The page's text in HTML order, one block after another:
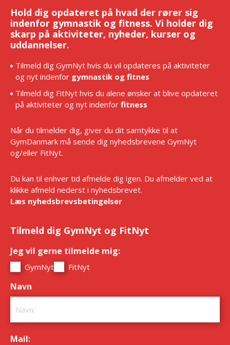
Hold dig opdateret på hvad der rører sig
indenfor gymnastik og fitness. Vi holder dig
skarp på aktiviteter, nyheder, kurser og
uddannelser.
Tilmeld dig GymNyt hvis du vil opdateres på aktiviteter
og nyt indenfor gymnastik og fitnes
Tilmeld dig FitNyt hvis du alene ønsker at blive opdateret
på aktiviteter og nyt indenfor fitness
Når du tilmelder dig, giver du dit samtykke til at
GymDanmark må sende dig nyhedsbrevene GymNyt
og/eller FitNyt.
Du kan til enhver tid afmelde dig igen. Du afmelder ved at
klikke afmeld nederst i nyhedsbrevet.
Læs nyhedsbrevsbetingelser
Tilmeld dig GymNyt og FitNyt
Jeg vil gerne tilmelde mig:
GymNyt FitNyt
Navn
Mail: